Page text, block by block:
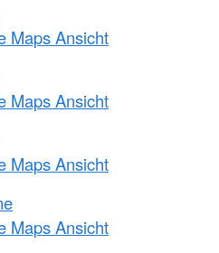
Maps Ansicht
Maps Ansicht
Maps Ansicht
Maps Ansicht